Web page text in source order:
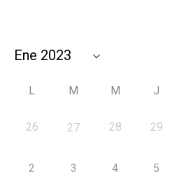
L M M J
26 27 28 29
2 3 4 5